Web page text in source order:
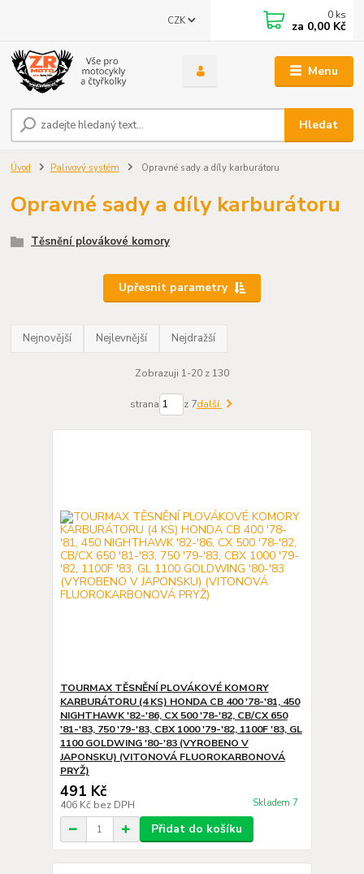
Menu
CZK
Hledat
0 ks
za 0,00 Kč
Úvod Palivový systém Opravné sady a díly karburátoru
Opravné sady a díly karburátoru
Těsnění plovákové komory
Upřesnit parametry
Nejnovější Nejlevnější Nejdražší
Zobrazuji 1-20 z 130
strana z 7další
TOURMAX TĚSNĚNÍ PLOVÁKOVÉ KOMORY
KARBURÁTORU (4 KS) HONDA CB 400 '78-'81, 450
NIGHTHAWK '82-'86, CX 500 '78-'82, CB/CX 650
'81-'83, 750 '79-'83, CBX 1000 '79-'82, 1100F '83, GL
1100 GOLDWING '80-'83 (VYROBENO V
JAPONSKU) (VITONOVÁ FLUOROKARBONOVÁ
PRYŽ)
491 Kč
406 Kč bez DPH Skladem 7
Přidat do košíku